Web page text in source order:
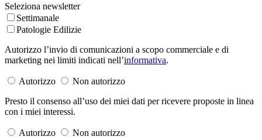
Seleziona newsletter
Settimanale
Patologie Edilizie
Autorizzo l’invio di comunicazioni a scopo commerciale e di
marketing nei limiti indicati nell’informativa.
Autorizzo
Non autorizzo
Presto il consenso all’uso dei miei dati per ricevere proposte in linea
con i miei interessi.
Autorizzo
Non autorizzo